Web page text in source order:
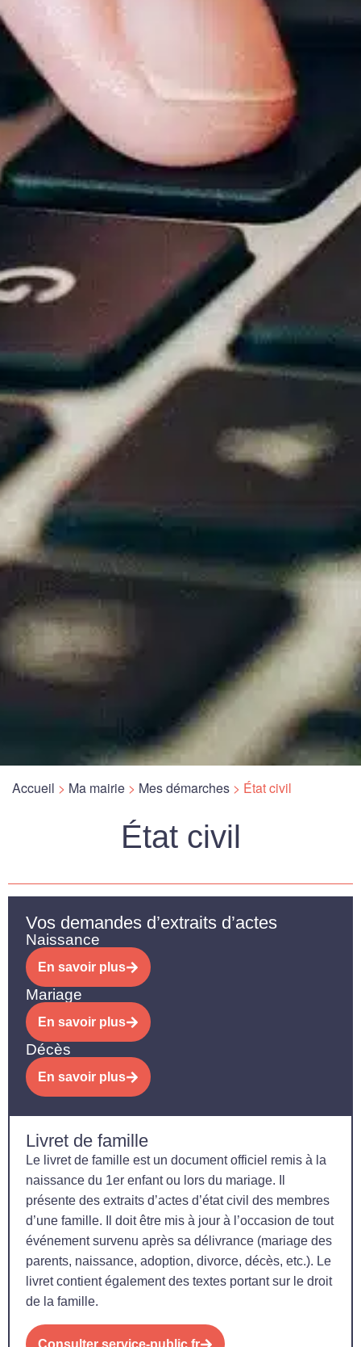
Accueil > Ma mairie > Mes démarches > État civil
État civil
Vos demandes d’extraits d’actes
Naissance
En savoir plus
Mariage
En savoir plus
Décès
En savoir plus
Livret de famille
Le livret de famille est un document officiel remis à la
naissance du 1er enfant ou lors du mariage. Il
présente des extraits d’actes d’état civil des membres
d’une famille. Il doit être mis à jour à l’occasion de tout
événement survenu après sa délivrance (mariage des
parents, naissance, adoption, divorce, décès, etc.). Le
livret contient également des textes portant sur le droit
de la famille.
Consulter service-public.fr